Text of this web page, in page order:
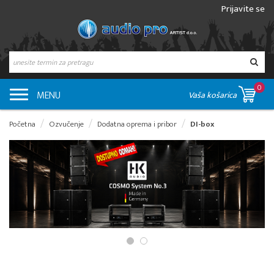
Prijavite se
MENU Vaša košarica
0
Početna Ozvučenje Dodatna oprema i pribor DI-box